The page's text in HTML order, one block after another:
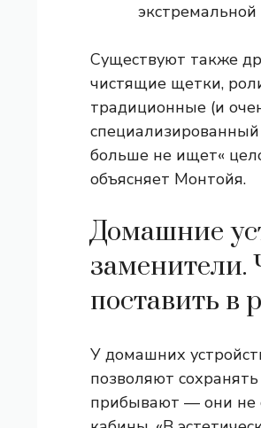
экстремальной
Существуют также
чистящие щетки,
традиционные (и
больше не ищет«
объясняет Монтойя.
Домашние
поставить в
У домашних
позволяют
прибывают — они не